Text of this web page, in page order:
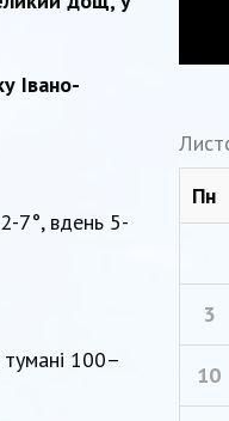
Івано-
7°, вдень 5-
100–
Пн
3
10